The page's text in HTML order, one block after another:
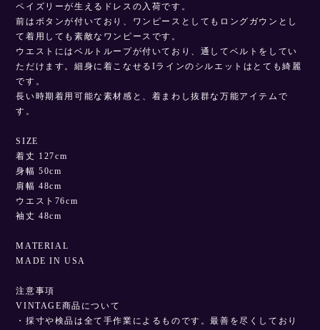
ペイズリーが生えるドレスの入荷です。
前はボタンが付いており、ワンピースとしてもロングガウンとし
て着用しても素敵なワンピースです。
ウエストにはベルトループが付いており、通してベルトをしてい
ただけます。細身に着こなせるIラインのシルエットはとても綺麗
です。
長い時期着用可能な素材感と、着まわし抜群な万能アイテムで
す。
SIZE
着丈 127cm
身幅 50cm
肩幅 48cm
ウエスト76cm
袖丈 48cm
MATERIAL
MADE IN USA
注意事項
VINTAGE商品について
・採寸や検品は全て手作業によるものです。最善を尽くしており